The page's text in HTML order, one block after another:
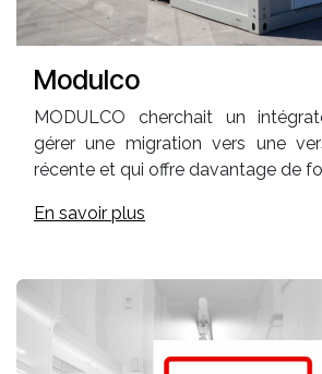
Modulco
MODULCO cherchait un
gérer une migration vers une
récente et qui offre davantage de
En savoir plus